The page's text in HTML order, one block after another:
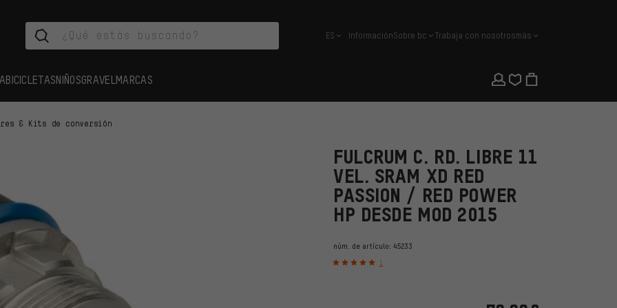
español
ES InformaciónSobre bc Trabaja con nosotrosmás
BICICLETASNIÑOSGRAVEL MARCAS
& Kits de conversión
FULCRUM C. RD. LIBRE 11
VEL. SRAM XD RED
PASSION / RED POWER
HP DESDE MOD 2015
núm. de artículo: 45233
1